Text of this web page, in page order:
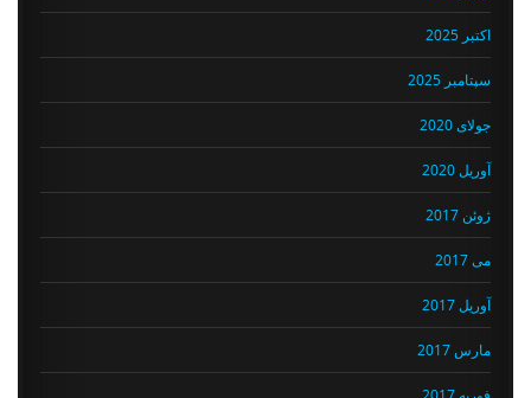
اکتبر 2025
سپتامبر 2025
جولای 2020
آوریل 2020
ژوئن 2017
می 2017
آوریل 2017
مارس 2017